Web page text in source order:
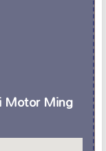
Motor Ming